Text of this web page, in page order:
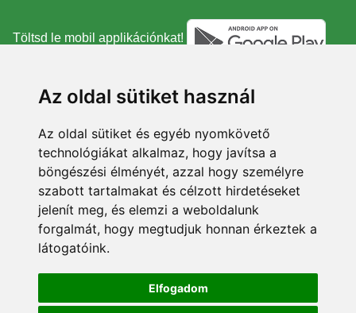
Töltsd le mobil applikációnkat!
Az oldal sütiket használ
Az oldal sütiket és egyéb nyomkövető
technológiákat alkalmaz, hogy javítsa a
böngészési élményét, azzal hogy személyre
szabott tartalmakat és célzott hirdetéseket
jelenít meg, és elemzi a weboldalunk
forgalmát, hogy megtudjuk honnan érkeztek a
látogatóink.
Elfogadom